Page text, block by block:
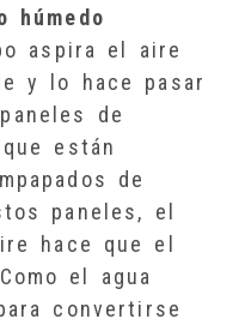
húmedo
aspira el aire
y lo hace pasar
de
están
de
paneles, el
hace que el
el agua
convertirse